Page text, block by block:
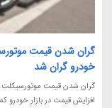
گران شدن قیمت
خودرو گران شد
گران شدن قیمت موتورسیکلت
افزایش قیمت در بازار